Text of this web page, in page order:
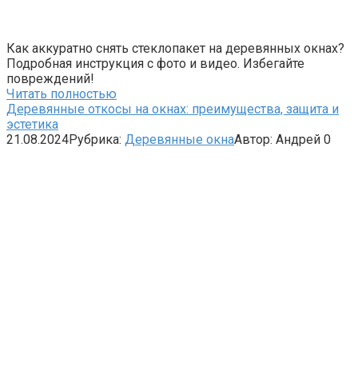
Как аккуратно снять стеклопакет на деревянных окнах?
Подробная инструкция с фото и видео. Избегайте
повреждений!
Читать полностью
Деревянные откосы на окнах: преимущества, защита и
эстетика
21.08.2024Рубрика: Деревянные окнаАвтор: Андрей 0